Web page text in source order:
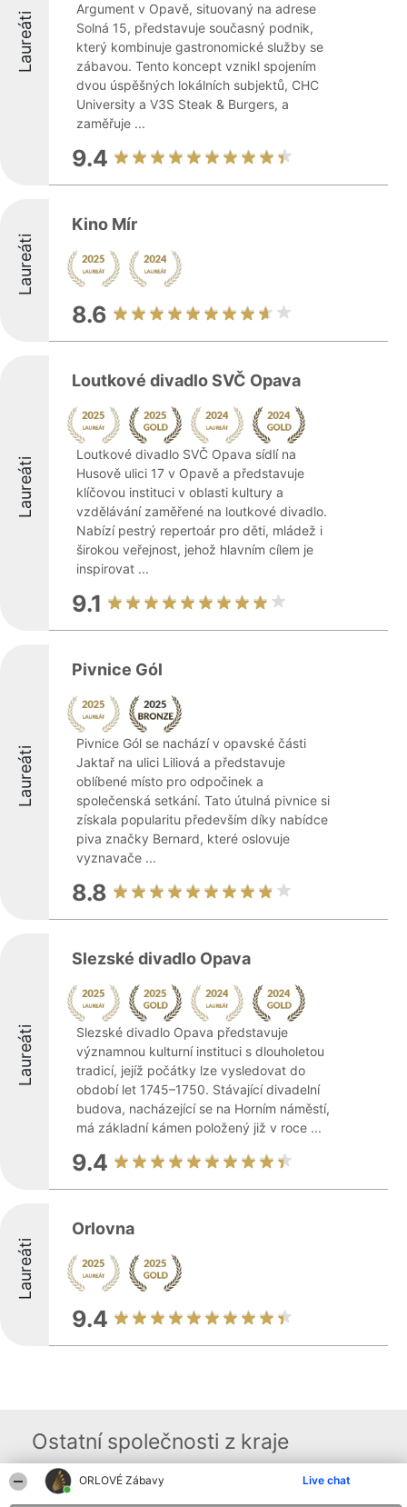
ORLOVÉ Zábavy Live chat
Laureáti
Argument v Opavě, situovaný na adrese
Solná 15, představuje současný podnik,
který kombinuje gastronomické služby se
zábavou. Tento koncept vznikl spojením
dvou úspěšných lokálních subjektů, CHC
University a V3S Steak & Burgers, a
zaměřuje ...
9.4
Laureáti
Kino Mír
8.6
Laureáti
Loutkové divadlo SVČ Opava
Loutkové divadlo SVČ Opava sídlí na
Husově ulici 17 v Opavě a představuje
klíčovou instituci v oblasti kultury a
vzdělávání zaměřené na loutkové divadlo.
Nabízí pestrý repertoár pro děti, mládež i
širokou veřejnost, jehož hlavním cílem je
inspirovat ...
9.1
Laureáti
Pivnice Gól
Pivnice Gól se nachází v opavské části
Jaktař na ulici Liliová a představuje
oblíbené místo pro odpočinek a
společenská setkání. Tato útulná pivnice si
získala popularitu především díky nabídce
piva značky Bernard, které oslovuje
vyznavače ...
8.8
Laureáti
Slezské divadlo Opava
Slezské divadlo Opava představuje
významnou kulturní instituci s dlouholetou
tradicí, jejíž počátky lze vysledovat do
období let 1745–1750. Stávající divadelní
budova, nacházející se na Horním náměstí,
má základní kámen položený již v roce ...
9.4
Laureáti
Orlovna
9.4
Ostatní společnosti z kraje
Organizátor hlasování Plebiscyt Kontakt